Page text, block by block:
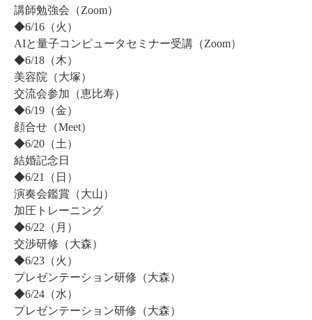
講師勉強会（Zoom）
◆6/16（火）
AIと量子コンピュータセミナー受講（Zoom）
◆6/18（木）
美容院（大塚）
交流会参加（恵比寿）
◆6/19（金）
顔合せ（Meet）
◆6/20（土）
結婚記念日
◆6/21（日）
演奏会鑑賞（大山）
加圧トレーニング
◆6/22（月）
交渉研修（大森）
◆6/23（火）
プレゼンテーション研修（大森）
◆6/24（水）
プレゼンテーション研修（大森）